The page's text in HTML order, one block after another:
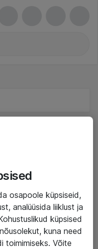
osapoole küpsiseid,
analüüsida liiklust ja
küpsised
kuna need
toimimiseks. Võite